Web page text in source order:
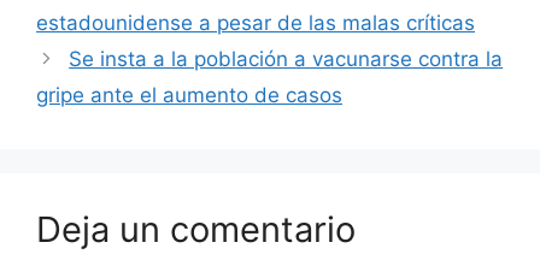
estadounidense a pesar de las malas críticas
Se insta a la población a vacunarse contra la
gripe ante el aumento de casos
Deja un comentario